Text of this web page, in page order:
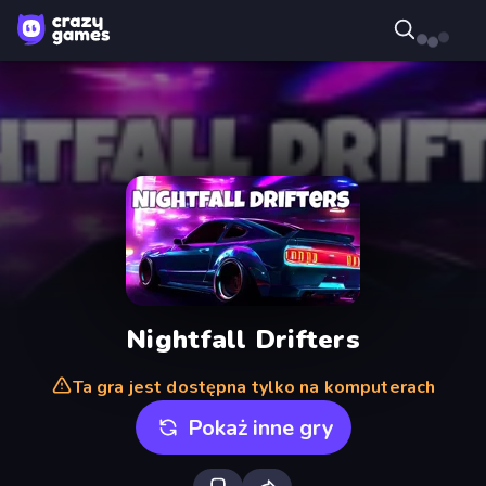
Nightfall Drifters
Ta gra jest dostępna tylko na komputerach
Pokaż inne gry